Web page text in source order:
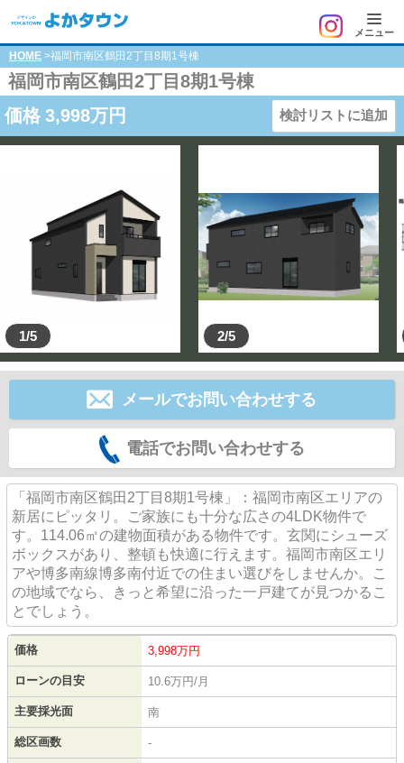
メニュー
HOME >福岡市南区鶴田2丁目8期1号棟
福岡市南区鶴田2丁目8期1号棟
価格 3,998万円 検討リストに追加
1/5 2/5
メールでお問い合わせする
電話でお問い合わせする
「福岡市南区鶴田2丁目8期1号棟」：福岡市南区エリアの
新居にピッタリ。ご家族にも十分な広さの4LDK物件で
す。114.06㎡の建物面積がある物件です。玄関にシューズ
ボックスがあり、整頓も快適に行えます。福岡市南区エリ
アや博多南線博多南付近での住まい選びをしませんか。こ
の地域でなら、きっと希望に沿った一戸建てが見つかるこ
とでしょう。
価格 3,998万円
ローンの目安 10.6万円/月
主要採光面 南
総区画数 -